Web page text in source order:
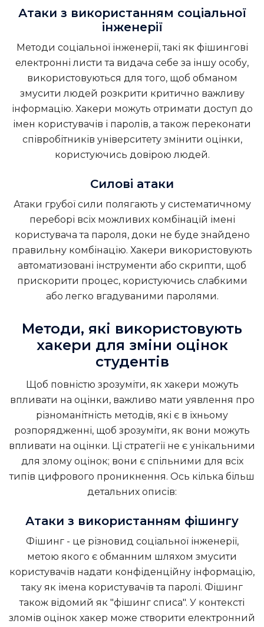
Атаки з використанням соціальної
інженерії
Методи соціальної інженерії, такі як фішингові
електронні листи та видача себе за іншу особу,
використовуються для того, щоб обманом
змусити людей розкрити критично важливу
інформацію. Хакери можуть отримати доступ до
імен користувачів і паролів, а також переконати
співробітників університету змінити оцінки,
користуючись довірою людей.
Силові атаки
Атаки грубої сили полягають у систематичному
переборі всіх можливих комбінацій імені
користувача та пароля, доки не буде знайдено
правильну комбінацію. Хакери використовують
автоматизовані інструменти або скрипти, щоб
прискорити процес, користуючись слабкими
або легко вгадуваними паролями.
Методи, які використовують
хакери для зміни оцінок
студентів
Щоб повністю зрозуміти, як хакери можуть
впливати на оцінки, важливо мати уявлення про
різноманітність методів, які є в їхньому
розпорядженні, щоб зрозуміти, як вони можуть
впливати на оцінки. Ці стратегії не є унікальними
для злому оцінок; вони є спільними для всіх
типів цифрового проникнення. Ось кілька більш
детальних описів:
Атаки з використанням фішингу
Фішинг - це різновид соціальної інженерії,
метою якого є обманним шляхом змусити
користувачів надати конфіденційну інформацію,
таку як імена користувачів та паролі. Фішинг
також відомий як "фішинг списа". У контексті
зломів оцінок хакер може створити електронний